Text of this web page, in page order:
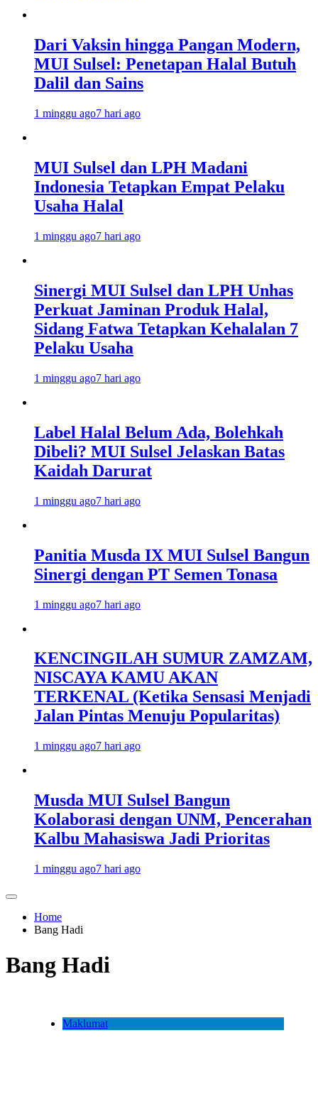
Dari Vaksin hingga Pangan Modern,
MUI Sulsel: Penetapan Halal Butuh
Dalil dan Sains
1 minggu ago7 hari ago
MUI Sulsel dan LPH Madani
Indonesia Tetapkan Empat Pelaku
Usaha Halal
1 minggu ago7 hari ago
Sinergi MUI Sulsel dan LPH Unhas
Perkuat Jaminan Produk Halal,
Sidang Fatwa Tetapkan Kehalalan 7
Pelaku Usaha
1 minggu ago7 hari ago
Label Halal Belum Ada, Bolehkah
Dibeli? MUI Sulsel Jelaskan Batas
Kaidah Darurat
1 minggu ago7 hari ago
Panitia Musda IX MUI Sulsel Bangun
Sinergi dengan PT Semen Tonasa
1 minggu ago7 hari ago
KENCINGILAH SUMUR ZAMZAM,
NISCAYA KAMU AKAN
TERKENAL (Ketika Sensasi Menjadi
Jalan Pintas Menuju Popularitas)
1 minggu ago7 hari ago
Musda MUI Sulsel Bangun
Kolaborasi dengan UNM, Pencerahan
Kalbu Mahasiswa Jadi Prioritas
1 minggu ago7 hari ago
Home
Bang Hadi
Bang Hadi
Maklumat